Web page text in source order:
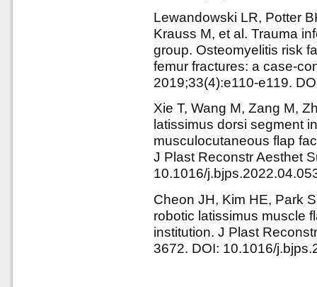
Lewandowski LR, Potter
Krauss M, et al. Trauma
group. Osteomyelitis risk
femur fractures: a case-
2019;33(4):e110-e119.
Xie T, Wang M, Zang M,
latissimus dorsi segment
musculocutaneous flap
J Plast Reconstr Aesthet
10.1016/
Cheon JH, Kim HE, Park
robotic latissimus muscle
institution. J Plast
3672. DOI: 10.1016/